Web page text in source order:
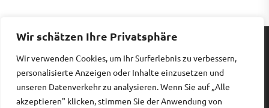
Wir schätzen Ihre Privatsphäre
Wir verwenden Cookies, um Ihr Surferlebnis zu verbessern,
personalisierte Anzeigen oder Inhalte einzusetzen und
unseren Datenverkehr zu analysieren. Wenn Sie auf „Alle
akzeptieren" klicken, stimmen Sie der Anwendung von
Impressum|Datenschutz